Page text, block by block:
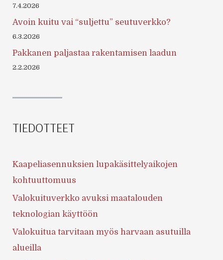
7.4.2026
Avoin kuitu vai “suljettu” seutuverkko?
6.3.2026
Pakkanen paljastaa rakentamisen laadun
2.2.2026
TIEDOTTEET
Kaapeliasennuksien lupakäsittelyaikojen
kohtuuttomuus
Valokuituverkko avuksi maatalouden
teknologian käyttöön
Valokuitua tarvitaan myös harvaan asutuilla
alueilla